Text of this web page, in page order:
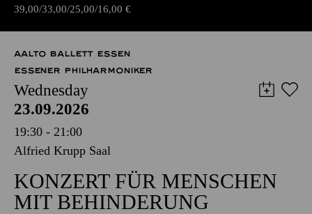
39,00 33,00 25,00 16,00 €
AALTO BALLETT ESSEN
ESSENER PHILHARMONIKER
Wednesday
23.09.2026
19:30 - 21:00
Alfried Krupp Saal
KONZERT FÜR MENSCHEN
MIT BEHINDERUNG